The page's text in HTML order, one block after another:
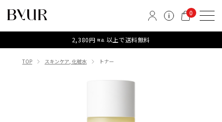
0
2,380円税込 以上で送料無料
TOP スキンケア, 化粧水 トナー